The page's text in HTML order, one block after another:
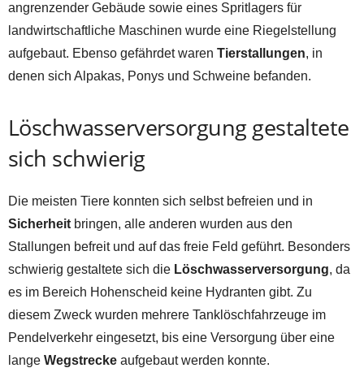
angrenzender Gebäude sowie eines Spritlagers für
landwirtschaftliche Maschinen wurde eine Riegelstellung
aufgebaut. Ebenso gefährdet waren Tierstallungen, in
denen sich Alpakas, Ponys und Schweine befanden.
Löschwasserversorgung gestaltete
sich schwierig
Die meisten Tiere konnten sich selbst befreien und in
Sicherheit bringen, alle anderen wurden aus den
Stallungen befreit und auf das freie Feld geführt. Besonders
schwierig gestaltete sich die Löschwasserversorgung, da
es im Bereich Hohenscheid keine Hydranten gibt. Zu
diesem Zweck wurden mehrere Tanklöschfahrzeuge im
Pendelverkehr eingesetzt, bis eine Versorgung über eine
lange Wegstrecke aufgebaut werden konnte.